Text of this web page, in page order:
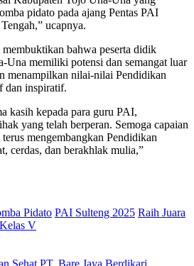
pidato pada ajang Pentas PAI
ucapnya.
bahwa peserta didik
Una memiliki potensi dan semangat luar
menampilkan nilai-nilai Pendidikan
dan inspiratif.
kasih kepada para guru PAI,
yang telah berperan. Semoga capaian
mengembangkan Pendidikan
cerdas, dan berakhlak mulia,”
Pidato PAI Sulteng 2025 Raih Juara
V